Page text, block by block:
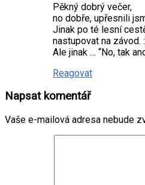
Pěkný dobrý večer,
no dobře, upřesnili
Jinak po té lesní
nastupovat na závod.
Ale jinak … “No, tak
Reagovat
Napsat komentář
Vaše e-mailová adresa nebude